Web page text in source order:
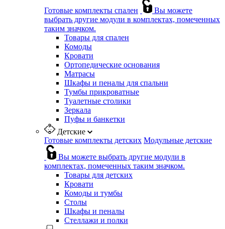
Готовые комплекты спален
Вы можете
выбрать другие модули в комплектах, помеченных
таким значком.
Товары для спален
Комоды
Кровати
Ортопедические основания
Матрасы
Шкафы и пеналы для спальни
Тумбы прикроватные
Туалетные столики
Зеркала
Пуфы и банкетки
Детские
Готовые комплекты детских Модульные детские
Вы можете выбрать другие модули в
комплектах, помеченных таким значком.
Товары для детских
Кровати
Комоды и тумбы
Столы
Шкафы и пеналы
Стеллажи и полки